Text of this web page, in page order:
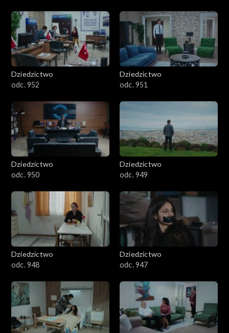
Dziedzictwo
odc. 952
Dziedzictwo
odc. 951
Dziedzictwo
odc. 950
Dziedzictwo
odc. 949
Dziedzictwo
odc. 948
Dziedzictwo
odc. 947